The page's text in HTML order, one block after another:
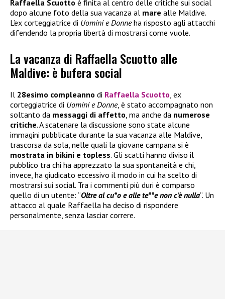
Raffaella Scuotto è finita al centro delle critiche sui social
dopo alcune foto della sua vacanza al mare alle Maldive.
L’ex corteggiatrice di Uomini e Donneha risposto agli attacchi
difendendo la propria libertà di mostrarsi come vuole.
La vacanza di Raffaella Scuotto alle
Maldive: è bufera social
Il 28esimo compleanno di Raffaella Scuotto , ex
corteggiatrice di Uomini e Donne, è stato accompagnato non
soltanto da messaggi di affetto , ma anche da numerose
critiche. A scatenare la discussione sono state alcune
immagini pubblicate durante la sua vacanza alle Maldive,
trascorsa da sola, nelle quali la giovane campana si è
mostrata in bikini e topless. Gli scatti hanno diviso il
pubblico tra chi ha apprezzato la sua spontaneità e chi,
invece, ha giudicato eccessivo il modo in cui ha scelto di
mostrarsi sui social. Tra i commenti più duri è comparso
quello di un utente: “Oltre al cu*o e alle te**e non c’è nulla”. Un
attacco al quale Raffaella ha deciso di rispondere
personalmente, senza lasciar correre.